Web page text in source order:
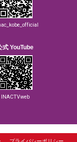
式 YouTube
INACTVweb
プライバシーポリシー